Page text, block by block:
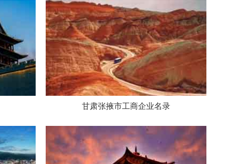
甘肃张掖市工商企业名录